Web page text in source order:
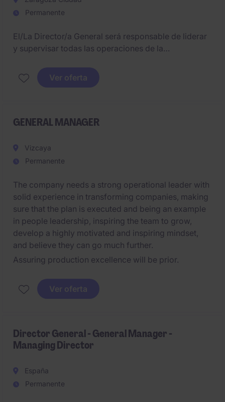
Permanente
El/La Director/a General será responsable de liderar
y supervisar todas las operaciones de la
objetivos estratégicos y operativos. La posición está
basada en Zaragoza y requiere experiencia previa en
Ver oferta
GENERAL MANAGER
Vizcaya
Permanente
The company needs a strong operational leader with
solid experience in transforming companies, making
sure that the plan is executed and being an example
in people leadership, inspiring the team to grow,
develop a highly motivated and inspiring mindset,
and believe they can go much further.
Assuring production excellence will be prior.
Ver oferta
Director General - General Manager -
Managing Director
España
Permanente